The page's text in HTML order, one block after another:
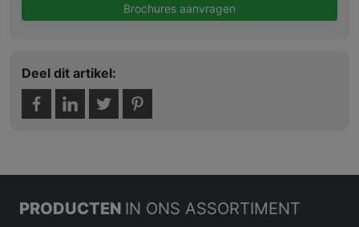
Brochures aanvragen
Deel dit artikel:
PRODUCTEN IN ONS ASSORTIMENT